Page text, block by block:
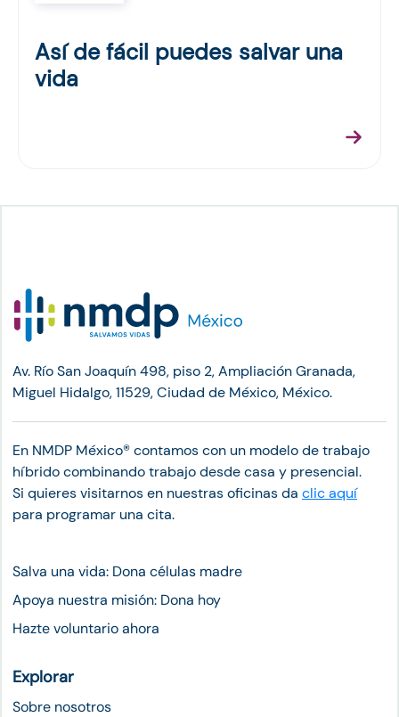
Así de fácil puedes salvar una
vida
Av. Río San Joaquín 498, piso 2, Ampliación Granada,
Miguel Hidalgo, 11529, Ciudad de México, México.
En NMDP México®︎ contamos con un modelo de trabajo
híbrido combinando trabajo desde casa y presencial.
Si quieres visitarnos en nuestras oficinas da clic aquí
para programar una cita.
Salva una vida: Dona células madre
Apoya nuestra misión: Dona hoy
Hazte voluntario ahora
Explorar
Sobre nosotros